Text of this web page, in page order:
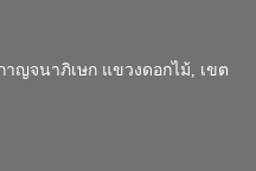
ญจนาภิเษก แขวงดอกไม้, เขต